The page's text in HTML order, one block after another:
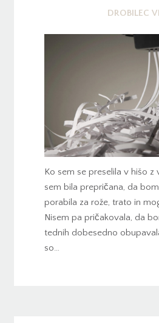
DROBILEC
Ko sem se preselila v hišo z
sem bila prepričana, da
porabila za rože, trato in
Nisem pa pričakovala, da
tednih dobesedno
so…